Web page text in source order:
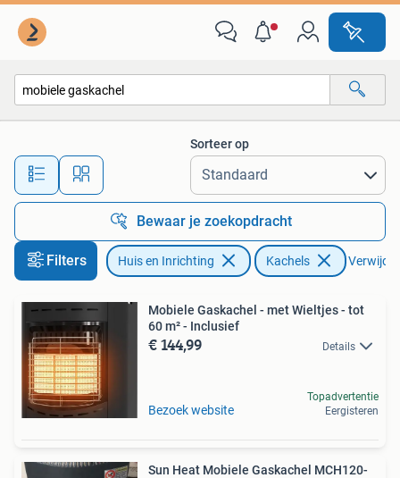
Alle afstanden…
Sorteer op
Bewaar je zoekopdracht
Filters Huis en Inrichting Kachels
Mobiele Gaskachel - met Wieltjes - tot
60 m² - Inclusief
€ 144,99 Details
Bezoek website
Topadvertentie
Eergisteren
Sun Heat Mobiele Gaskachel MCH120-